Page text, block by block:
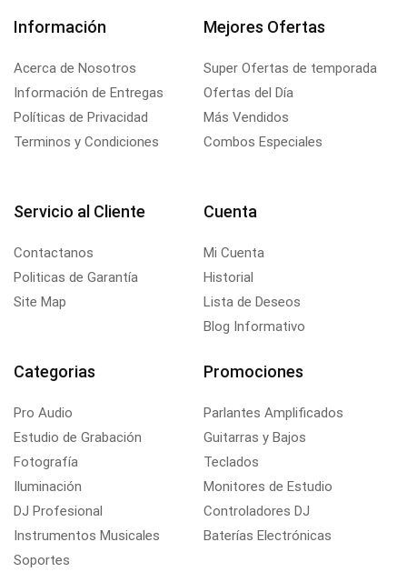
Información
Acerca de Nosotros
Información de Entregas
Políticas de Privacidad
Terminos y Condiciones
Mejores Ofertas
Super Ofertas de temporada
Ofertas del Día
Más Vendidos
Combos Especiales
Servicio al Cliente
Contactanos
Politicas de Garantía
Site Map
Cuenta
Mi Cuenta
Historial
Lista de Deseos
Blog Informativo
Categorias
Pro Audio
Estudio de Grabación
Fotografía
Iluminación
DJ Profesional
Instrumentos Musicales
Soportes
Promociones
Parlantes Amplificados
Guitarras y Bajos
Teclados
Monitores de Estudio
Controladores DJ
Baterías Electrónicas